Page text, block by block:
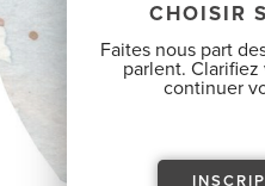
CHOISIR
Faites nous part
parlent.
continuer